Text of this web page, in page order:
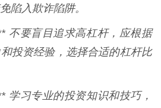
陷入欺诈陷阱。
不要盲目追求高杠杆，应根据
投资经验，选择合适的杠杆比
学习专业的投资知识和技巧，